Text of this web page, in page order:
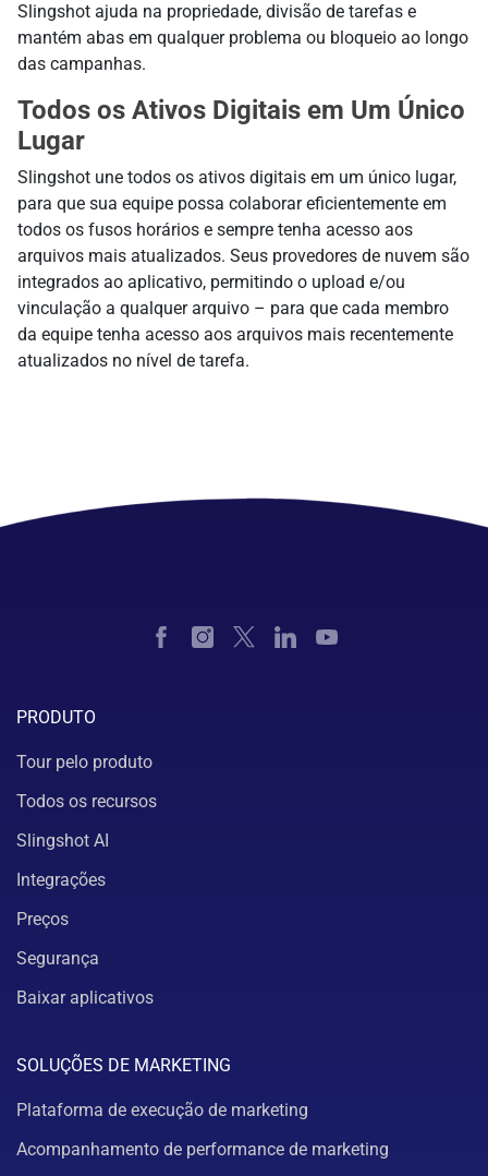
Slingshot ajuda na propriedade, divisão de tarefas e
mantém abas em qualquer problema ou bloqueio ao longo
das campanhas.
Todos os Ativos Digitais em Um Único
Lugar
Slingshot une todos os ativos digitais em um único lugar,
para que sua equipe possa colaborar eficientemente em
todos os fusos horários e sempre tenha acesso aos
arquivos mais atualizados. Seus provedores de nuvem são
integrados ao aplicativo, permitindo o upload e/ou
vinculação a qualquer arquivo – para que cada membro
da equipe tenha acesso aos arquivos mais recentemente
atualizados no nível de tarefa.
PRODUTO
Tour pelo produto
Todos os recursos
Slingshot AI
Integrações
Preços
Segurança
Baixar aplicativos
SOLUÇÕES DE MARKETING
Plataforma de execução de marketing
Acompanhamento de performance de marketing